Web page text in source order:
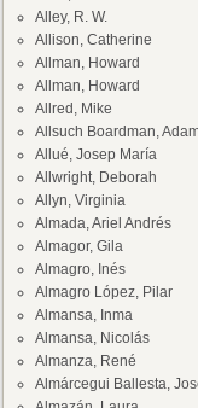
Alley, R. W.
Allison, Catherine
Allman, Howard
Allman, Howard
Allred, Mike
Allsuch Boardman,
Allué, Josep María
Allwright, Deborah
Allyn, Virginia
Almada, Ariel Andrés
Almagor, Gila
Almagro, Inés
Almagro López, Pilar
Almansa, Inma
Almansa, Nicolás
Almanza, René
Almárcegui Ballesta,